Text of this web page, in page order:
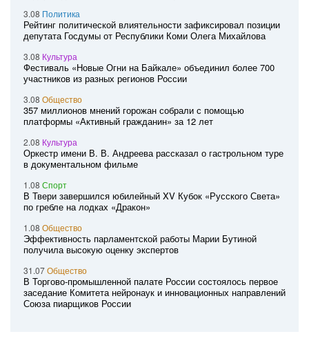
3.08 Политика
Рейтинг политической влиятельности зафиксировал позиции
депутата Госдумы от Республики Коми Олега Михайлова
3.08 Культура
Фестиваль «Новые Огни на Байкале» объединил более 700
участников из разных регионов России
3.08 Общество
357 миллионов мнений горожан собрали с помощью
платформы «Активный гражданин» за 12 лет
2.08 Культура
Оркестр имени В. В. Андреева рассказал о гастрольном туре
в документальном фильме
1.08 Спорт
В Твери завершился юбилейный XV Кубок «Русского Света»
по гребле на лодках «Дракон»
1.08 Общество
Эффективность парламентской работы Марии Бутиной
получила высокую оценку экспертов
31.07Общество
В Торгово-промышленной палате России состоялось первое
заседание Комитета нейронаук и инновационных направлений
Союза пиарщиков России